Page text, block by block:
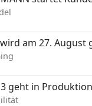
wird am 27.
geht in